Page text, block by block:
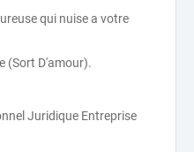
qui nuise a votre
(Sort D'amour).
Juridique Entreprise